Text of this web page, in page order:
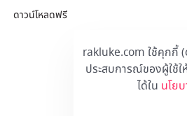
rakluke.com ใช้คุกกี้
ประสบการณ์ของผู้ใช้
ได้ใน นโย
ดาวน์โหลดฟรี